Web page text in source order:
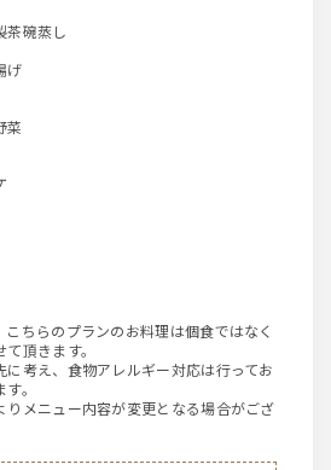
茶碗蒸し
げ
菜
ちらのプランのお料理は個食ではなく
頂きます。
考え、食物アレルギー対応は行ってお
。
メニュー内容が変更となる場合がござ